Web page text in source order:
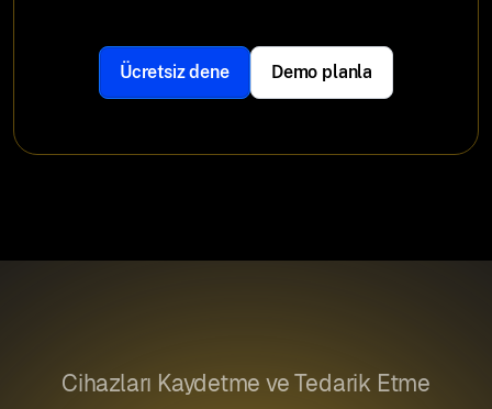
Ücretsiz dene Demo planla
Cihazları Kaydetme ve Tedarik Etme